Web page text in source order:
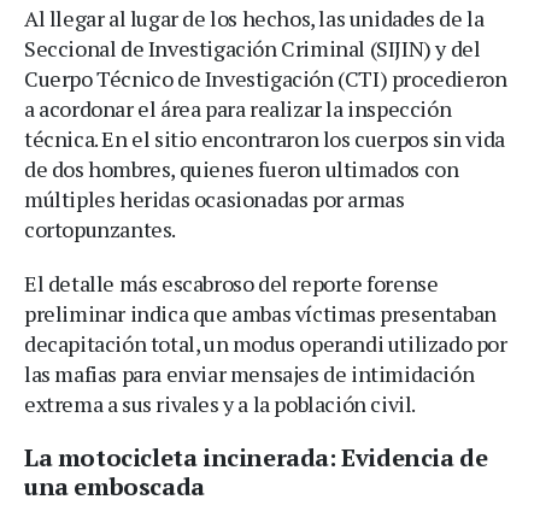
Al llegar al lugar de los hechos, las unidades de la
Seccional de Investigación Criminal (SIJIN) y del
Cuerpo Técnico de Investigación (CTI) procedieron
a acordonar el área para realizar la inspección
técnica. En el sitio encontraron los cuerpos sin vida
de dos hombres, quienes fueron ultimados con
múltiples heridas ocasionadas por armas
cortopunzantes.
El detalle más escabroso del reporte forense
preliminar indica que ambas víctimas presentaban
decapitación total, un modus operandi utilizado por
las mafias para enviar mensajes de intimidación
extrema a sus rivales y a la población civil.
La motocicleta incinerada: Evidencia de
una emboscada